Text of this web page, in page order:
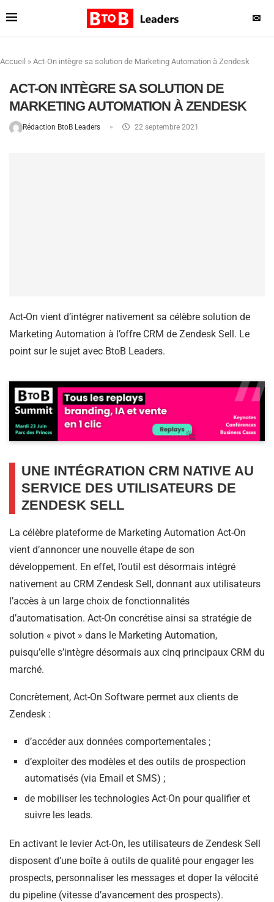
✉
Accueil » Act-On intègre sa solution de Marketing Automation à Zendesk
ACT-ON INTÈGRE SA SOLUTION DE
MARKETING AUTOMATION À ZENDESK
Rédaction BtoB Leaders 22 septembre 2021
Act-On vient d’intégrer nativement sa célèbre solution de
Marketing Automation à l’offre CRM de Zendesk Sell. Le
point sur le sujet avec BtoB Leaders.
UNE INTÉGRATION CRM NATIVE AU
SERVICE DES UTILISATEURS DE
ZENDESK SELL
La célèbre plateforme de Marketing Automation Act-On
vient d’annoncer une nouvelle étape de son
développement. En effet, l’outil est désormais intégré
nativement au CRM Zendesk Sell, donnant aux utilisateurs
l’accès à un large choix de fonctionnalités
d’automatisation. Act-On concrétise ainsi sa stratégie de
solution « pivot » dans le Marketing Automation,
puisqu’elle s’intègre désormais aux cinq principaux CRM du
marché.
Concrètement, Act-On Software permet aux clients de
Zendesk :
d’accéder aux données comportementales ;
d’exploiter des modèles et des outils de prospection
automatisés (via Email et SMS) ;
de mobiliser les technologies Act-On pour qualifier et
suivre les leads.
En activant le levier Act-On, les utilisateurs de Zendesk Sell
disposent d’une boîte à outils de qualité pour engager les
prospects, personnaliser les messages et doper la vélocité
du pipeline (vitesse d’avancement des prospects).